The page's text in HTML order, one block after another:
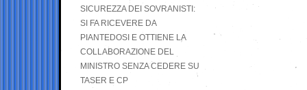
SICUREZZA DEI SOVRANISTI:
SI FA RICEVERE DA
PIANTEDOSI E OTTIENE LA
COLLABORAZIONE DEL
MINISTRO SENZA CEDERE SU
TASER E CP